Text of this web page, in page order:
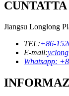
Jiangsu Longlong
TEL:+86-
E-mail:
Whatsapp: